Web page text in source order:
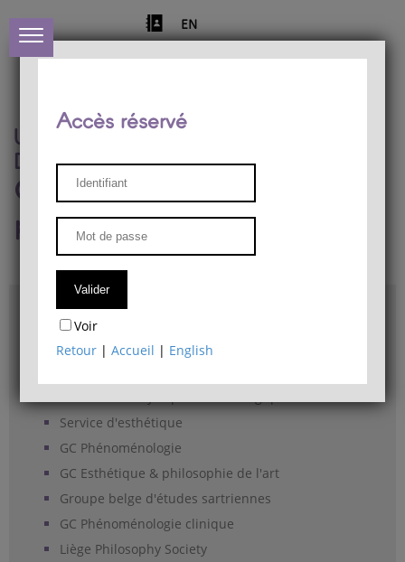
EN
Université de Liège
Département de philosophie
Centre de recherches
phénoménologiques
Accès & plans
Bibliothèque du Département de philosophie
Service d'esthétique
GC Phénoménologie
GC Esthétique & philosophie de l'art
Groupe belge d'études sartriennes
GC Phénoménologie clinique
Liège Philosophy Society
Accès réservé
Voir
Retour |Accueil | English